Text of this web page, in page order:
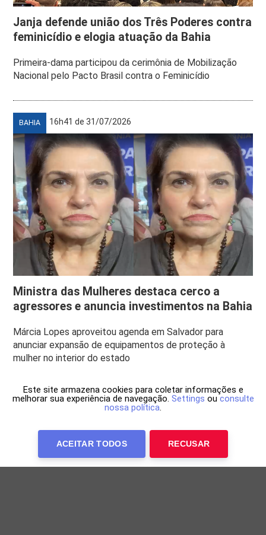
Janja defende união dos Três Poderes contra
feminicídio e elogia atuação da Bahia
Primeira-dama participou da cerimônia de Mobilização
Nacional pelo Pacto Brasil contra o Feminicídio
BAHIA 16h41 de 31/07/2026
Ministra das Mulheres destaca cerco a
agressores e anuncia investimentos na Bahia
Márcia Lopes aproveitou agenda em Salvador para
anunciar expansão de equipamentos de proteção à
mulher no interior do estado
Este site armazena cookies para coletar informações e
melhorar sua experiência de navegação. Settings ou consulte
nossa política.
ACEITAR TODOS RECUSAR